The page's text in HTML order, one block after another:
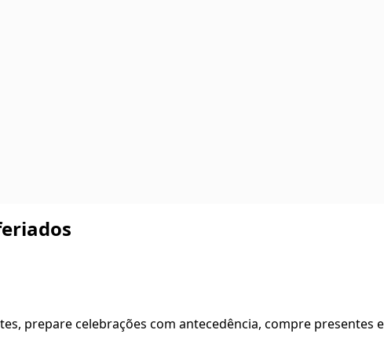
prepare celebrações com antecedência, compre presentes